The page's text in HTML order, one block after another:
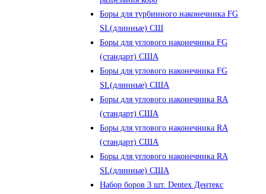
Боры для турбинного наконечника FG
SL(длинные) CШ
Боры для углового наконечника FG
(стандарт) США
Боры для углового наконечника FG
SL(длинные) CША
Боры для углового наконечника RA
(стандарт) США
Боры для углового наконечника RA
(стандарт) США
Боры для углового наконечника RA
SL(длинные) CША
Набор боров 3 шт. Dentex Дентекс